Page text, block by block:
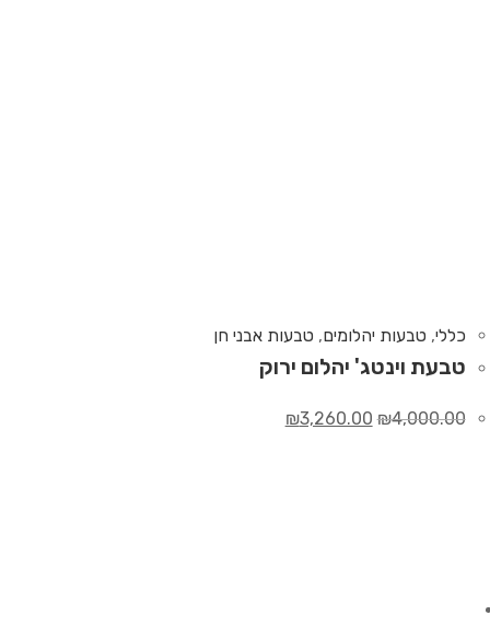
כללי, טבעות יהלומים, טבעות אבני חן
טבעת וינטג' יהלום ירוק
₪4,000.00
₪3,260.00